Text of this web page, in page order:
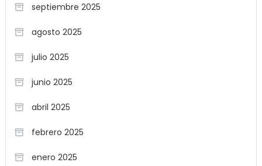
septiembre 2025
agosto 2025
julio 2025
junio 2025
abril 2025
febrero 2025
enero 2025